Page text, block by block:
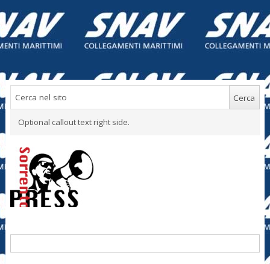
Optional callout text right side.